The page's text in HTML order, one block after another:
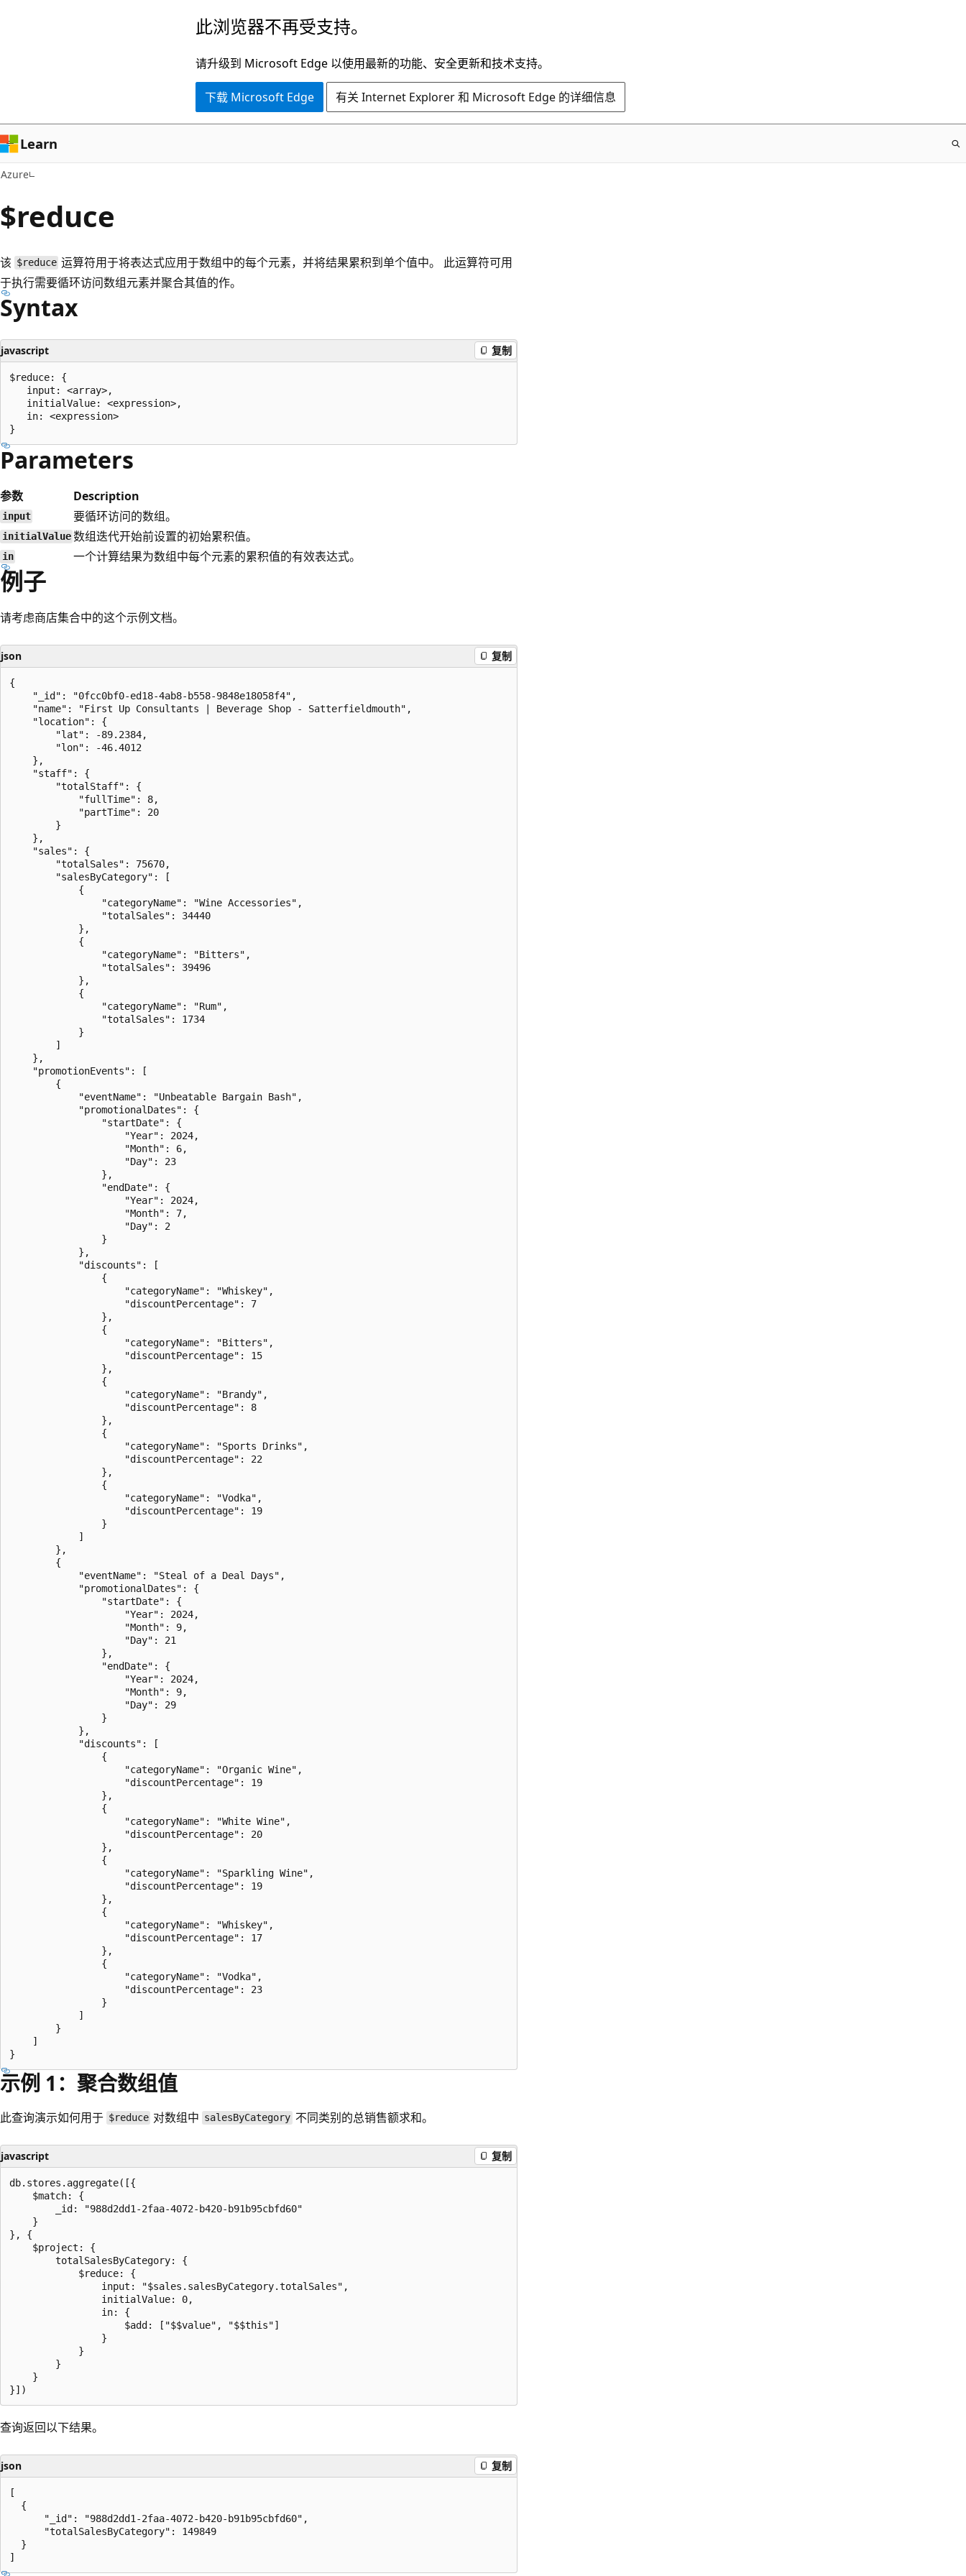
容
此浏览器不再受支持。
请升级到 Microsoft Edge 以使用最新的功能、安全更新和技术支持。
下载 Microsoft Edge 有关 Internet Explorer 和 Microsoft Edge 的详细信息
Learn
Azure
$reduce
该 $reduce 运算符用于将表达式应用于数组中的每个元素，并将结果累积到单个值中。 此运算符可用
于执行需要循环访问数组元素并聚合其值的作。
Syntax
javascript 复制
$reduce: {
   input: <array>,
   initialValue: <expression>,
   in: <expression>
Parameters
参数 Description
input 要循环访问的数组。
initialValue 数组迭代开始前设置的初始累积值。
in 一个计算结果为数组中每个元素的累积值的有效表达式。
例子
请考虑商店集合中的这个示例文档。
json 复制
{
    "_id": "0fcc0bf0-ed18-4ab8-b558-9848e18058f4",
    "name": "First Up Consultants | Beverage Shop - Satterfieldmouth",
    "location": {
        "lat": -89.2384,
        "lon": -46.4012
    },
    "staff": {
        "totalStaff": {
            "fullTime": 8,
            "partTime": 20
        }
    },
    "sales": {
        "totalSales": 75670,
        "salesByCategory": [
            {
                "categoryName": "Wine Accessories",
                "totalSales": 34440
            },
            {
                "categoryName": "Bitters",
                "totalSales": 39496
            },
            {
                "categoryName": "Rum",
                "totalSales": 1734
            }
        ]
    },
    "promotionEvents": [
        {
            "eventName": "Unbeatable Bargain Bash",
            "promotionalDates": {
                "startDate": {
                    "Year": 2024,
                    "Month": 6,
                    "Day": 23
                },
                "endDate": {
                    "Year": 2024,
                    "Month": 7,
                    "Day": 2
                }
            },
            "discounts": [
                {
                    "categoryName": "Whiskey",
                    "discountPercentage": 7
                },
                {
                    "categoryName": "Bitters",
                    "discountPercentage": 15
                },
                {
                    "categoryName": "Brandy",
                    "discountPercentage": 8
                },
                {
                    "categoryName": "Sports Drinks",
                    "discountPercentage": 22
                },
                {
                    "categoryName": "Vodka",
                    "discountPercentage": 19
                }
            ]
        },
        {
            "eventName": "Steal of a Deal Days",
            "promotionalDates": {
                "startDate": {
                    "Year": 2024,
                    "Month": 9,
                    "Day": 21
                },
                "endDate": {
                    "Year": 2024,
                    "Month": 9,
                    "Day": 29
                }
            },
            "discounts": [
                {
                    "categoryName": "Organic Wine",
                    "discountPercentage": 19
                },
                {
                    "categoryName": "White Wine",
                    "discountPercentage": 20
                },
                {
                    "categoryName": "Sparkling Wine",
                    "discountPercentage": 19
                },
                {
                    "categoryName": "Whiskey",
                    "discountPercentage": 17
                },
                {
                    "categoryName": "Vodka",
                    "discountPercentage": 23
                }
            ]
        }
    ]
示例 1：聚合数组值
此查询演示如何用于 $reduce 对数组中 salesByCategory 不同类别的总销售额求和。
javascript 复制
db.stores.aggregate([{
    $match: {
        _id: "988d2dd1-2faa-4072-b420-b91b95cbfd60"
    }
}, {
    $project: {
        totalSalesByCategory: {
            $reduce: {
                input: "$sales.salesByCategory.totalSales",
                initialValue: 0,
                in: {
                    $add: ["$$value", "$$this"]
                }
            }
        }
    }
查询返回以下结果。
json 复制
[
  {
      "_id": "988d2dd1-2faa-4072-b420-b91b95cbfd60",
      "totalSalesByCategory": 149849
  }